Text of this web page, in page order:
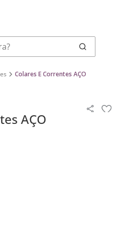
Colares E Correntes AÇO
AÇO